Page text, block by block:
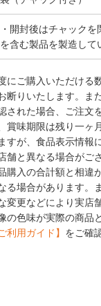
・開封後はチャック
を含む製品を製造し
にご購入いただける
断りいたします。ま
された場合、ご注文
賞味期限は残り一ヶ
すが、食品表示情報
舗と異なる場合がご
購入の合計額と相違
る場合があります。
変更などにより実店
の色味が実際の商品
利用ガイド】 をご確